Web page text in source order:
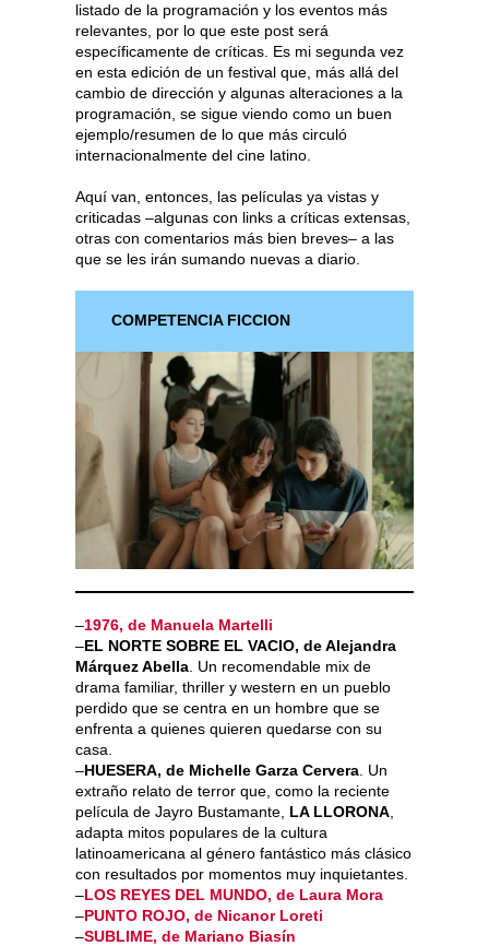
listado de la programación y los eventos más
relevantes, por lo que este post será
específicamente de críticas. Es mi segunda vez
en esta edición de un festival que, más allá del
cambio de dirección y algunas alteraciones a la
programación, se sigue viendo como un buen
ejemplo/resumen de lo que más circuló
internacionalmente del cine latino.
Aquí van, entonces, las películas ya vistas y
criticadas –algunas con links a críticas extensas,
otras con comentarios más bien breves– a las
que se les irán sumando nuevas a diario.
COMPETENCIA FICCION
–1976, de Manuela Martelli
–EL NORTE SOBRE EL VACIO, de Alejandra
Márquez Abella . Un recomendable mix de
drama familiar, thriller y western en un pueblo
perdido que se centra en un hombre que se
enfrenta a quienes quieren quedarse con su
casa.
–HUESERA, de Michelle Garza Cervera . Un
extraño relato de terror que, como la reciente
película de Jayro Bustamante, LA LLORONA
adapta mitos populares de la cultura
latinoamericana al género fantástico más clásico
con resultados por momentos muy inquietantes.
–LOS REYES DEL MUNDO, de Laura Mora
–PUNTO ROJO, de Nicanor Loreti
–SUBLIME, de Mariano Biasín